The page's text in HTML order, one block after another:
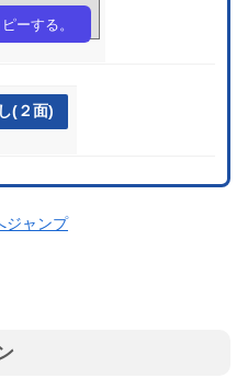
9NngL6
ーする。
(２面)
ジャンプ